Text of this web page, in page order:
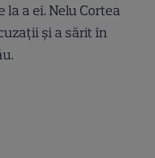
a ei. Nelu Cortea
și a sărit în